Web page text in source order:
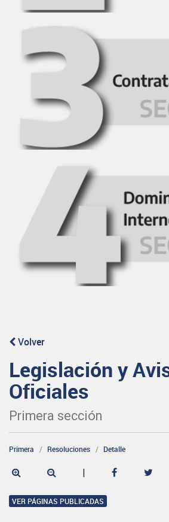
Volver
Legislación y
Oficiales
Primera sección
Primera Resoluciones Detalle
|
VER PÁGINAS PUBLICADAS